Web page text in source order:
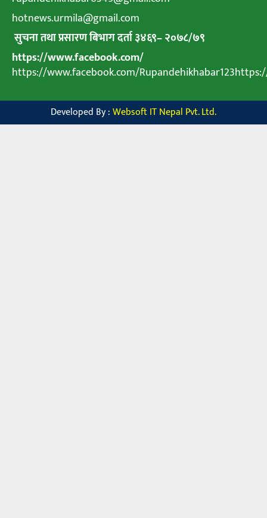
hotnews.urmila@gmail.com
सुचना तथा प्रसारण बिभाग दर्ता ३४६९–२०७८/७९
https://www.facebook.com/
https://www.facebook.com/
Developed By :Websoft IT Nepal Pvt. Ltd.